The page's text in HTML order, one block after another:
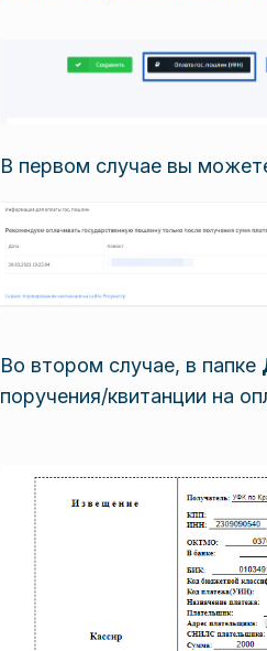
В первом случае вы
Во втором случае, в папке
поручения/квитанции на